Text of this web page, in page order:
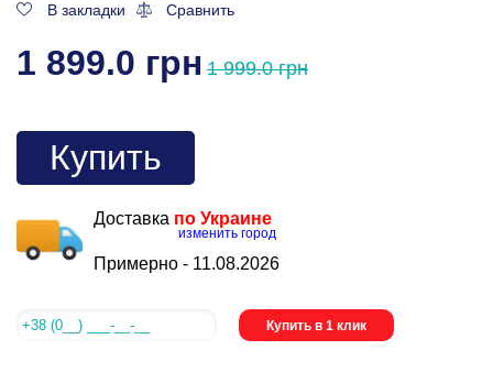
В закладки Сравнить
1 899.0 грн 1 999.0 грн
Купить
Доставка по Украине
изменить город
Примерно - 11.08.2026
Купить в 1 клик